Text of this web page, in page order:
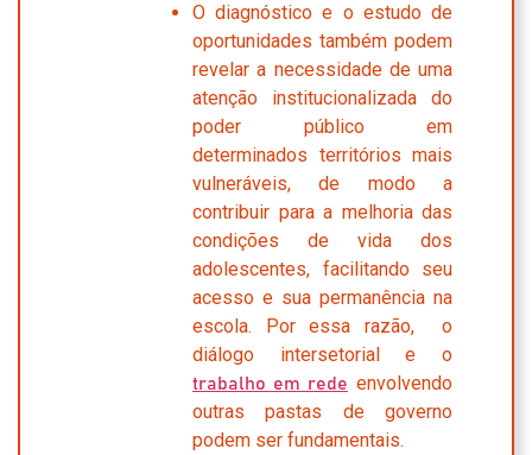
O diagnóstico e o estudo de
oportunidades também podem
revelar a necessidade de uma
atenção institucionalizada do
poder público em
determinados territórios mais
vulneráveis, de modo a
contribuir para a melhoria das
condições de vida dos
adolescentes, facilitando seu
acesso e sua permanência na
escola. Por essa razão, o
diálogo intersetorial e o
trabalho em rede envolvendo
outras pastas de governo
podem ser fundamentais.